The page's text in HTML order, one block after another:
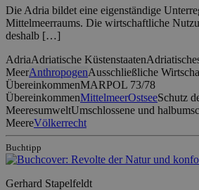
Die Adria bildet eine eigenständige
Mittelmeerraums. Die wirtschaftliche
deshalb […]
AdriaAdriatische Küstenstaaten
MeerAnthropogenAusschließliche
ÜbereinkommenMARPOL 73/78
ÜbereinkommenMittelmeerOstseeSchutz
MeeresumweltUmschlossene und
MeereVölkerrecht
Buchtipp
Gerhard Stapelfeldt